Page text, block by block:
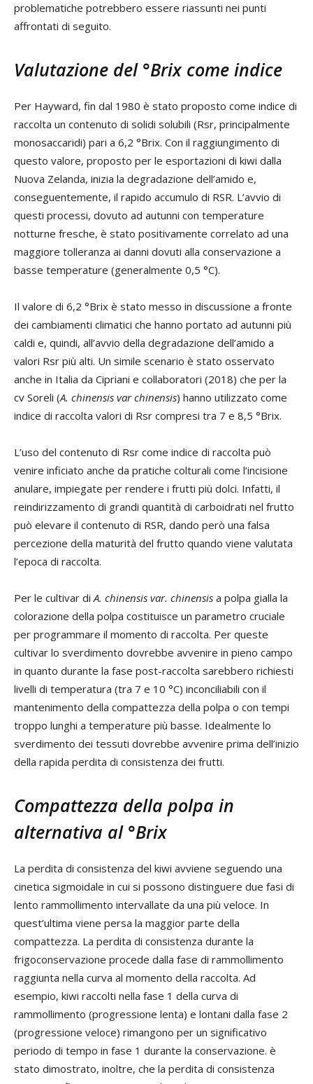
problematiche potrebbero essere riassunti nei punti
affrontati di seguito.
Valutazione del °Brix come indice
Per Hayward, fin dal 1980 è stato proposto come indice di
raccolta un contenuto di solidi solubili (Rsr, principalmente
monosaccaridi) pari a 6,2 °Brix. Con il raggiungimento di
questo valore, proposto per le esportazioni di kiwi dalla
Nuova Zelanda, inizia la degradazione dell’amido e,
conseguentemente, il rapido accumulo di RSR. L’avvio di
questi processi, dovuto ad autunni con temperature
notturne fresche, è stato positivamente correlato ad una
maggiore tolleranza ai danni dovuti alla conservazione a
basse temperature (generalmente 0,5 °C).
Il valore di 6,2 °Brix è stato messo in discussione a fronte
dei cambiamenti climatici che hanno portato ad autunni più
caldi e, quindi, all’avvio della degradazione dell’amido a
valori Rsr più alti. Un simile scenario è stato osservato
anche in Italia da Cipriani e collaboratori (2018) che per la
cv Soreli (A. chinensis var chinensis) hanno utilizzato come
indice di raccolta valori di Rsr compresi tra 7 e 8,5 °Brix.
L’uso del contenuto di Rsr come indice di raccolta può
venire inficiato anche da pratiche colturali come l’incisione
anulare, impiegate per rendere i frutti più dolci. Infatti, il
reindirizzamento di grandi quantità di carboidrati nel frutto
può elevare il contenuto di RSR, dando però una falsa
percezione della maturità del frutto quando viene valutata
l’epoca di raccolta.
Per le cultivar diA. chinensis var. chinensis a polpa gialla la
colorazione della polpa costituisce un parametro cruciale
per programmare il momento di raccolta. Per queste
cultivar lo sverdimento dovrebbe avvenire in pieno campo
in quanto durante la fase post-raccolta sarebbero richiesti
livelli di temperatura (tra 7 e 10 °C) inconciliabili con il
mantenimento della compattezza della polpa o con tempi
troppo lunghi a temperature più basse. Idealmente lo
sverdimento dei tessuti dovrebbe avvenire prima dell’inizio
della rapida perdita di consistenza dei frutti.
Compattezza della polpa in
alternativa al °Brix
La perdita di consistenza del kiwi avviene seguendo una
cinetica sigmoidale in cui si possono distinguere due fasi di
lento rammollimento intervallate da una più veloce. In
quest’ultima viene persa la maggior parte della
compattezza. La perdita di consistenza durante la
frigoconservazione procede dalla fase di rammollimento
raggiunta nella curva al momento della raccolta. Ad
esempio, kiwi raccolti nella fase 1 della curva di
rammollimento (progressione lenta) e lontani dalla fase 2
(progressione veloce) rimangono per un significativo
periodo di tempo in fase 1 durante la conservazione. è
stato dimostrato, inoltre, che la perdita di consistenza